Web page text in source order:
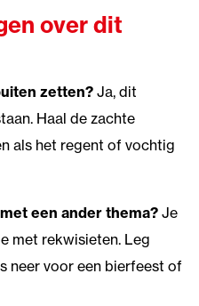
over dit
zetten? Ja, dit
Haal de zachte
als het regent of vochtig
een ander thema? Je
met rekwisieten. Leg
neer voor een bierfeest of